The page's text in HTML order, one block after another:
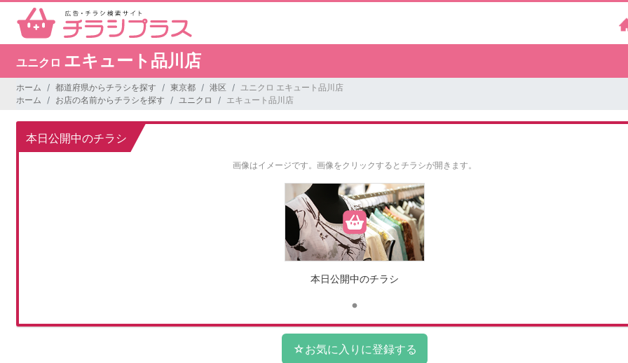
ユニクロ エキュート品川店
ホーム 都道府県からチラシを探す 東京都 港区
ユニクロ エキュート品川店
ホーム
お店の名前からチラシを探す ユニクロ エキュート品川店
本日公開中のチラシ
画像はイメージです。 画像をクリックするとチラシが開きます。
本日公開中のチラシ